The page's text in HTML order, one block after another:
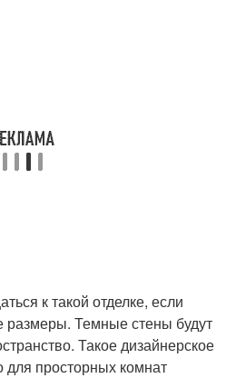
к такой отделке, если
размеры. Темные стены будут
Такое дизайнерское
для просторных комнат